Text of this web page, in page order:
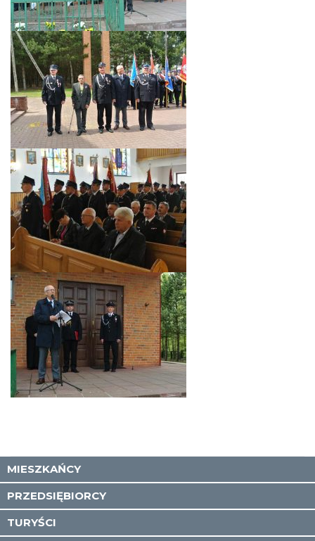
MIESZKAŃCY
PRZEDSIĘBIORCY
TURYŚCI